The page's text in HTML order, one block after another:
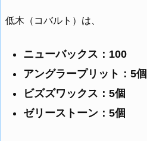
低木（コバルト）は、
ニューバックス：100
アングラープリット：5個
ビズズワックス：5個
ゼリーストーン：5個